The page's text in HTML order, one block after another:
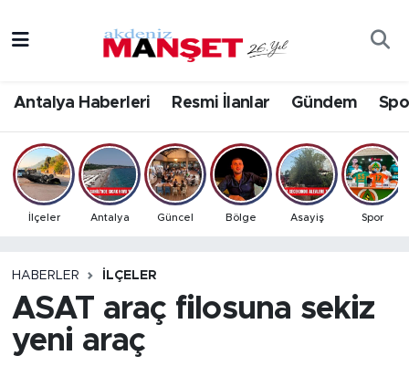
Antalya Haberleri Resmi İlanlar Gündem
İlçeler Antalya Güncel Bölge Asayiş Spor
HABERLER İLÇELER
ASAT araç filosuna sekiz
yeni araç
Bilim & Teknoloji
Eğitim
Ekonomi
Gündem
İlçeler
Antalya Hava Durumu
Antalya Namaz Vakitleri
Antalya Trafik Yoğunluk Haritası
Tüm Manşetler
Son Dakika Haberleri